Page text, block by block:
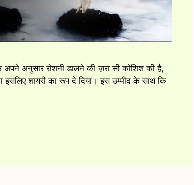
अनुसार रोशनी डालने की ज़रा सी कोशिश की है,
शायरी का रूप दे दिया। इस उम्मीद के साथ कि